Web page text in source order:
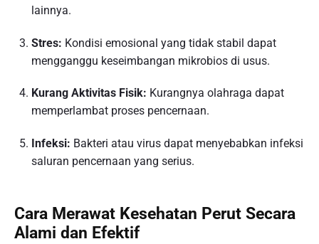
lainnya.
Stres: Kondisi emosional yang tidak stabil dapat
mengganggu keseimbangan mikrobios di usus.
Kurang Aktivitas Fisik: Kurangnya olahraga dapat
memperlambat proses pencernaan.
Infeksi: Bakteri atau virus dapat menyebabkan infeksi
saluran pencernaan yang serius.
Cara Merawat Kesehatan Perut Secara
Alami dan Efektif